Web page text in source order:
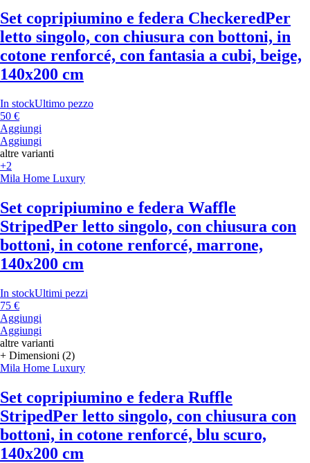
Set copripiumino e federa CheckeredPer
letto singolo, con chiusura con bottoni, in
cotone renforcé, con fantasia a cubi, beige,
140x200 cm
In stockUltimo pezzo
50 €
Aggiungi
Aggiungi
altre varianti
+2
Mila Home Luxury
Set copripiumino e federa Waffle
StripedPer letto singolo, con chiusura con
bottoni, in cotone renforcé, marrone,
140x200 cm
In stockUltimi pezzi
75 €
Aggiungi
Aggiungi
altre varianti
+ Dimensioni (2)
Mila Home Luxury
Set copripiumino e federa Ruffle
StripedPer letto singolo, con chiusura con
bottoni, in cotone renforcé, blu scuro,
140x200 cm